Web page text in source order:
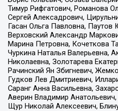
Тимур Рифгатович, Романова
Сергей Алексадрович,
Гасан Ольга Павловна, Паутов
Верховский Александр
Марина Петровна, Кочеткова
Чуркина Наталья Валерьевна,
Николаевна, Золотарева
Рачинский Ян Збигневич,
Гудков Лев Дмитриевич,
Саранг Анна Васильевна,
Аверин Владимир
Щур Николай Алексеевич,